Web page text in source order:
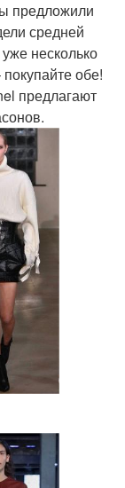
предложили
средней
несколько
обе!
предлагают